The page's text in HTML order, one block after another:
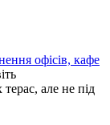
офісів, кафе
але не під